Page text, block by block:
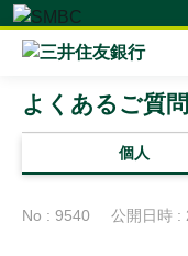
個人
よくあるご質問
No : 9540 公開日時 :